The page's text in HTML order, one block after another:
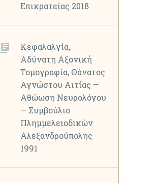
Επικρατείας 2018
Κεφαλαλγία,
Αδύνατη Αξονική
Τομογραφία, Θάνατος
Αγνώστου Αιτίας —
Αθώωση Νευρολόγου
— Συμβούλιο
Πλημμελειοδικών
Αλεξανδρούπολης
1991